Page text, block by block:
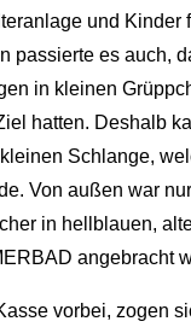
und Kinder
passierte es auch,
in kleinen
hatten. Deshalb
Schlange,
Von außen war
in hellblauen,
angebracht
vorbei, zogen